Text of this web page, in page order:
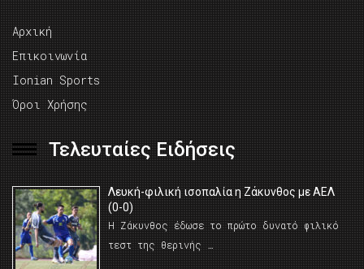
Αρχική
Επικοινωνία
Ionian Sports
Όροι Χρήσης
Τελευταίες Ειδήσεις
Λευκή-φιλική ισοπαλία η Ζάκυνθος με ΑΕΛ
(0-0)
Η Ζάκυνθος έδωσε το πρώτο δυνατό φιλικό
τεστ της θερινής …